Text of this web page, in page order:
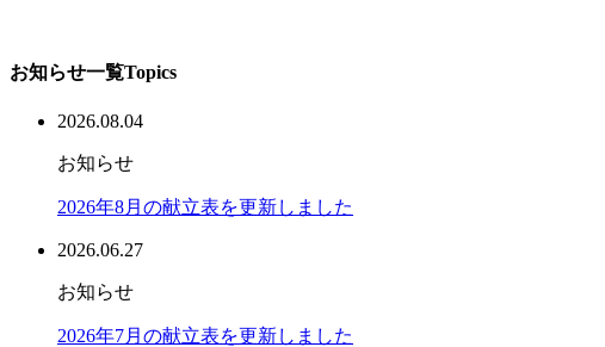
お知らせ一覧Topics
2026.08.04
お知らせ
2026年8月の献立表を更新しました
2026.06.27
お知らせ
2026年7月の献立表を更新しました